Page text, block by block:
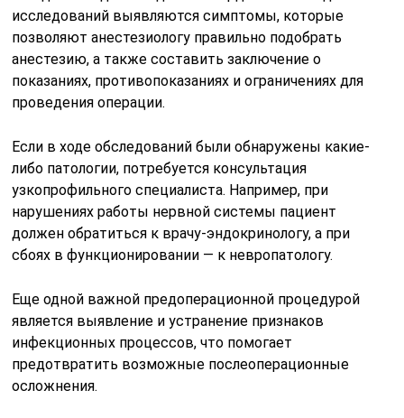
исследований выявляются симптомы, которые
позволяют анестезиологу правильно подобрать
анестезию, а также составить заключение о
показаниях, противопоказаниях и ограничениях для
проведения операции.
Если в ходе обследований были обнаружены какие-
либо патологии, потребуется консультация
узкопрофильного специалиста. Например, при
нарушениях работы нервной системы пациент
должен обратиться к врачу-эндокринологу, а при
сбоях в функционировании — к невропатологу.
Еще одной важной предоперационной процедурой
является выявление и устранение признаков
инфекционных процессов, что помогает
предотвратить возможные послеоперационные
осложнения.